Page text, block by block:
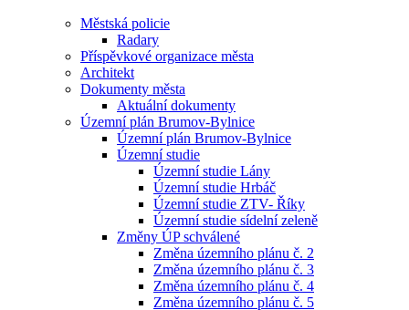
Městská policie
Radary
Příspěvkové organizace města
Architekt
Dokumenty města
Aktuální dokumenty
Územní plán Brumov-Bylnice
Územní plán Brumov-Bylnice
Územní studie
Územní studie Lány
Územní studie Hrbáč
Územní studie ZTV- Říky
Územní studie sídelní zeleně
Změny ÚP schválené
Změna územního plánu č. 2
Změna územního plánu č. 3
Změna územního plánu č. 4
Změna územního plánu č. 5